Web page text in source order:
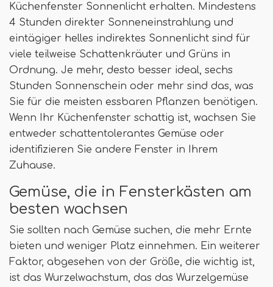
Küchenfenster Sonnenlicht erhalten. Mindestens
4 Stunden direkter Sonneneinstrahlung und
eintägiger helles indirektes Sonnenlicht sind für
viele teilweise Schattenkräuter und Grüns in
Ordnung. Je mehr, desto besser ideal, sechs
Stunden Sonnenschein oder mehr sind das, was
Sie für die meisten essbaren Pflanzen benötigen.
Wenn Ihr Küchenfenster schattig ist, wachsen Sie
entweder schattentolerantes Gemüse oder
identifizieren Sie andere Fenster in Ihrem
Zuhause.
Gemüse, die in Fensterkästen am
besten wachsen
Sie sollten nach Gemüse suchen, die mehr Ernte
bieten und weniger Platz einnehmen. Ein weiterer
Faktor, abgesehen von der Größe, die wichtig ist,
ist das Wurzelwachstum, das das Wurzelgemüse